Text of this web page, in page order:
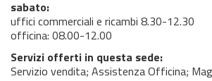
sabato:
uffici commerciali e ricambi 8.30-12.30
officina: 08.00-12.00
Servizi offerti in questa sede:
Servizio vendita; Assistenza Officina;